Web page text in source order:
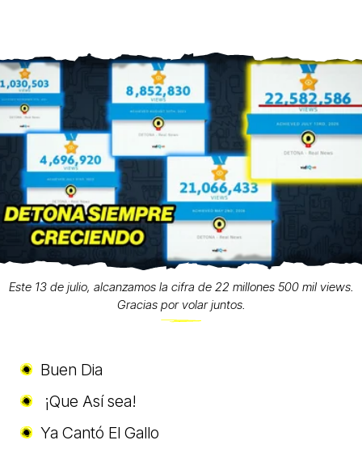
Este 13 de julio, alcanzamos la cifra de 22 millones 500 mil views.
Gracias por volar juntos.
Buen Dia
¡Que Así sea!
Ya Cantó El Gallo